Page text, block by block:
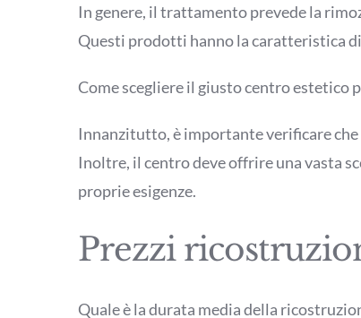
In genere, il trattamento prevede la
Questi prodotti hanno la caratteristica di
Come scegliere il giusto centro estetico
Innanzitutto, è importante verificare
Inoltre, il centro deve offrire una vasta
proprie esigenze.
Prezzi
Quale è la durata media della